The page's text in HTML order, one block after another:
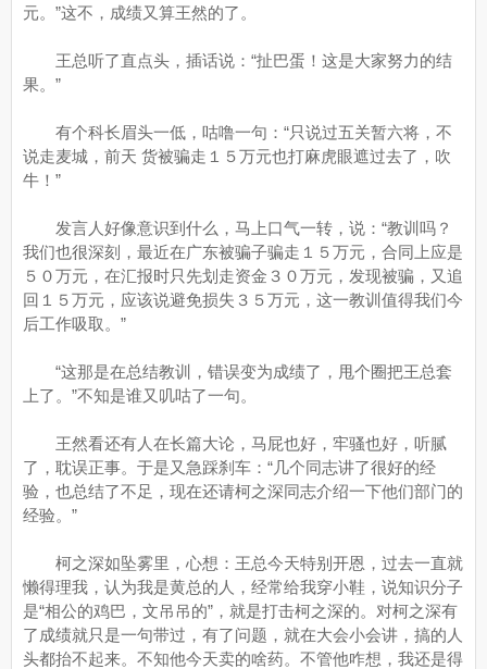
元。”这不，成绩又算王然的了。
王总听了直点头，插话说：“扯巴蛋！这是大家努力的结
果。”
有个科长眉头一低，咕噜一句：“只说过五关暂六将，不
说走麦城，前天 货被骗走１５万元也打麻虎眼遮过去了，吹
牛！”
发言人好像意识到什么，马上口气一转，说：“教训吗？
我们也很深刻，最近在广东被骗子骗走１５万元，合同上应是
５０万元，在汇报时只先划走资金３０万元，发现被骗，又追
回１５万元，应该说避免损失３５万元，这一教训值得我们今
后工作吸取。”
“这那是在总结教训，错误变为成绩了，甩个圈把王总套
上了。”不知是谁又叽咕了一句。
王然看还有人在长篇大论，马屁也好，牢骚也好，听腻
了，耽误正事。于是又急踩刹车：“几个同志讲了很好的经
验，也总结了不足，现在还请柯之深同志介绍一下他们部门的
经验。”
柯之深如坠雾里，心想：王总今天特别开恩，过去一直就
懒得理我，认为我是黄总的人，经常给我穿小鞋，说知识分子
是“相公的鸡巴，文吊吊的”，就是打击柯之深的。对柯之深有
了成绩就只是一句带过，有了问题，就在大会小会讲，搞的人
头都抬不起来。不知他今天卖的啥药。不管他咋想，我还是得